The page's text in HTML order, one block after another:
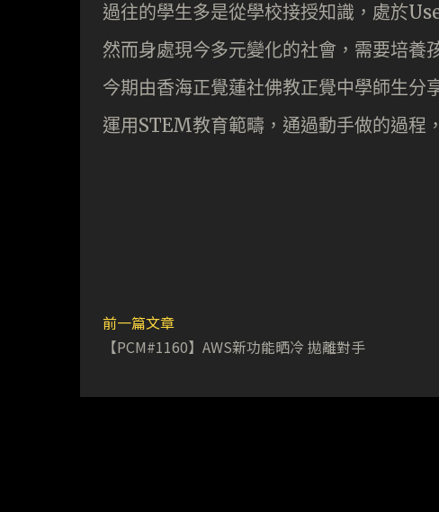
過往的學生多是從學校接授知識，處於
然而身處現今多元變化的社會，需要培
今期由香海正覺蓮社佛教正覺中學師生分
運用STEM教育範疇，通過動手做的過程
前一篇文章
【PCM#1160】AWS新功能晒冷 拋離對手